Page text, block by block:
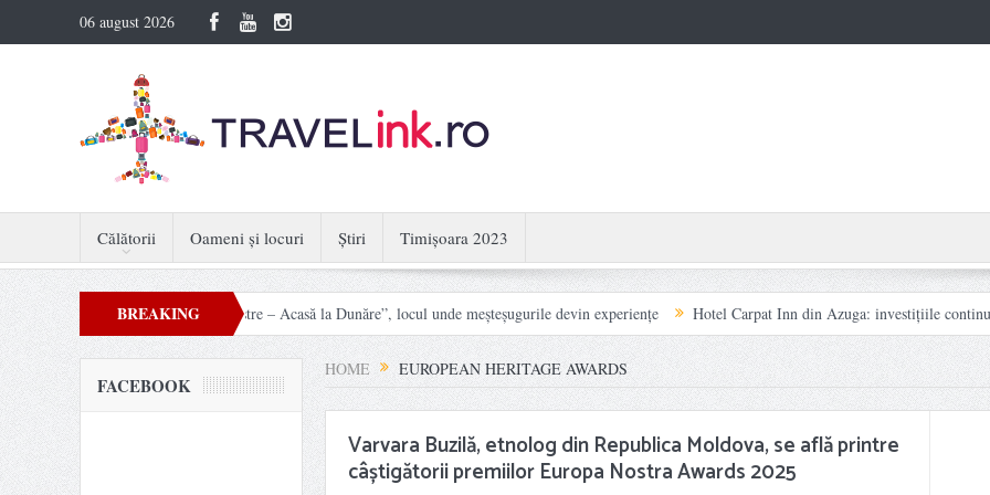
06 august 2026
Călătorii Oameni și locuri Știri Timișoara 2023
BREAKING
NEWS
nou viață. „Mâini Măiestre – Acasă la Dunăre”, locul unde meșteșugurile devin experiențe Hotel Carpat Inn din Azuga: investițiile continue
HOME EUROPEAN HERITAGE AWARDS
Varvara Buzilă, etnolog din Republica Moldova, se află printre
câștigătorii premiilor Europa Nostra Awards 2025
FACEBOOK